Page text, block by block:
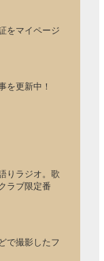
をマイページ
を更新中！
りラジオ。歌
ラブ限定番
で撮影したフ